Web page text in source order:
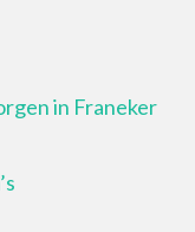
in Franeker